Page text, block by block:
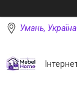
Умань, Україна